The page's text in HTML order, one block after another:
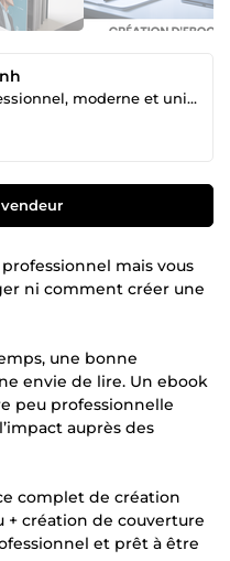
Je crée votre logo professionnel, moderne et unique pour votre business
mais vous
ni comment créer une
une bonne
envie de lire. Un ebook
peu professionnelle
auprès des
complet de création
+ création de couverture
et prêt à être